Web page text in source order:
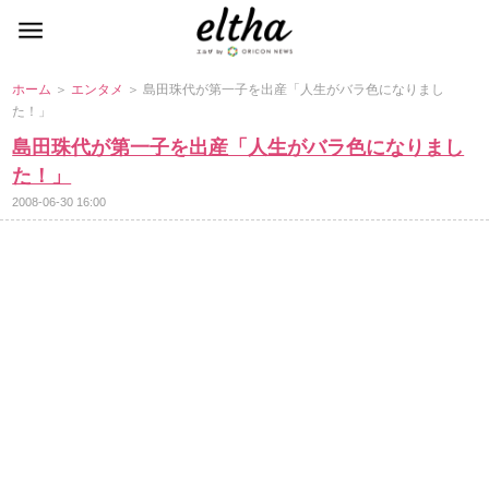
ホーム ＞ エンタメ ＞ 島田珠代が第一子を出産「人生がバラ色になりまし
た！」
島田珠代が第一子を出産「人生がバラ色になりまし
た！」
2008-06-30 16:00